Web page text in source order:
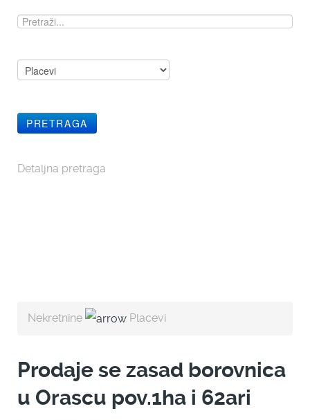
Detaljna pretraga
Nekretnine Placevi
Prodaje se zasad borovnica
u Orascu pov.1ha i 62ari